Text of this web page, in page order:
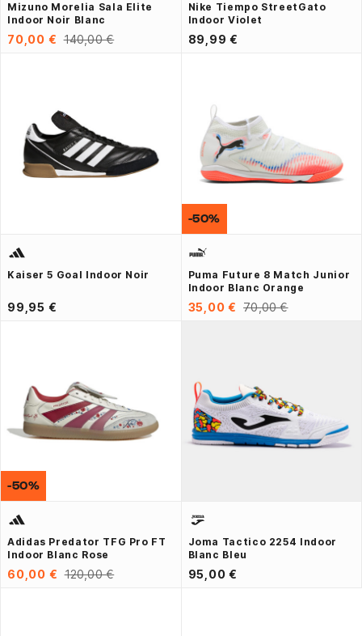
Mizuno Morelia Sala Elite
Indoor Noir Blanc
70,00 € 140,00 €
Nike Tiempo StreetGato
Indoor Violet
89,99 €
Kaiser 5 Goal Indoor Noir
99,95 €
Puma Future 8 Match Junior
Indoor Blanc Orange
35,00 € 70,00 €
-50%
Adidas Predator TFG Pro FT
Indoor Blanc Rose
60,00 € 120,00 €
-50%
Joma Tactico 2254 Indoor
Blanc Bleu
95,00 €